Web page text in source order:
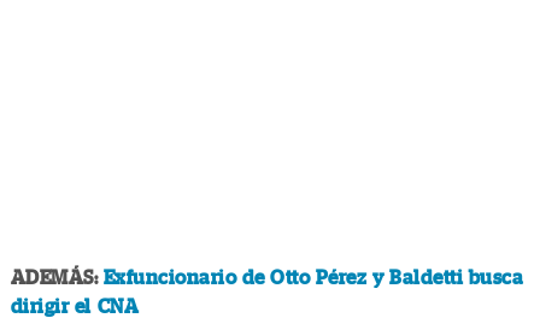
ADEMÁS: Exfuncionario de Otto Pérez y Baldetti busca
dirigir el CNA